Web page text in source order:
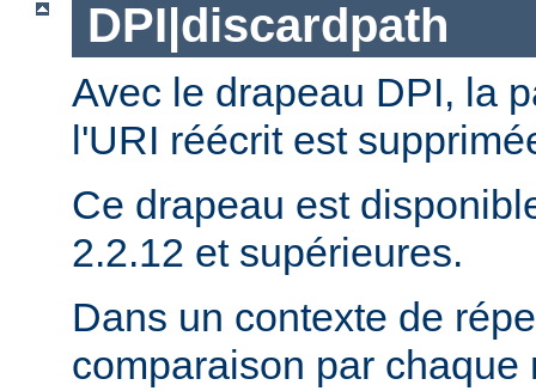
DPI|discardpath
Avec le drapeau DPI, la
l'URI réécrit est
Ce drapeau est
2.2.12 et supérieures.
Dans un contexte de
comparaison par